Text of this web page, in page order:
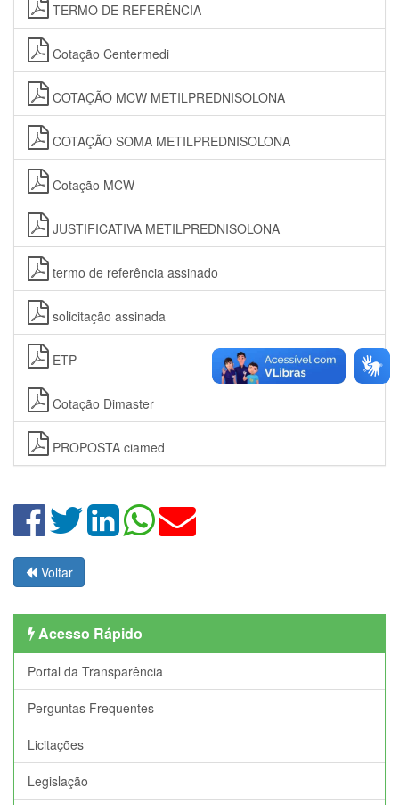
TERMO DE REFERÊNCIA
Cotação Centermedi
COTAÇÃO MCW METILPREDNISOLONA
COTAÇÃO SOMA METILPREDNISOLONA
Cotação MCW
JUSTIFICATIVA METILPREDNISOLONA
termo de referência assinado
solicitação assinada
ETP
Cotação Dimaster
PROPOSTA ciamed
Voltar
Acesso Rápido
Portal da Transparência
Perguntas Frequentes
Licitações
Legislação